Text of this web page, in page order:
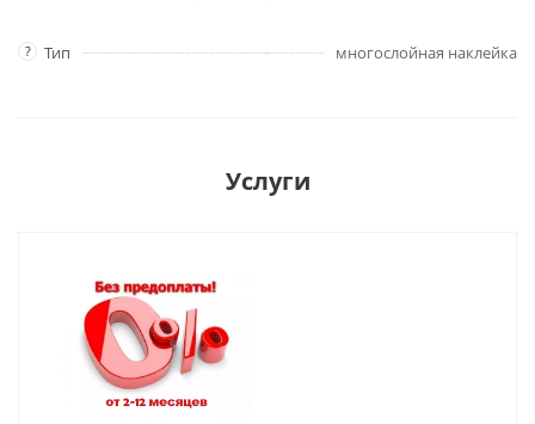
? Тип многослойная наклейка
Услуги